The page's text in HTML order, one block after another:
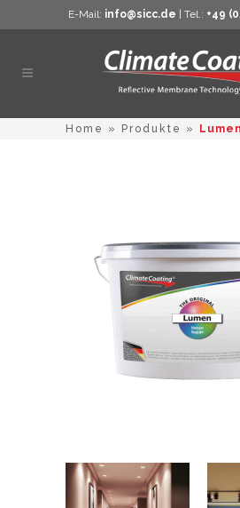
E-Mail: info@sicc.de | Tel.: +49
Home » Produkte » Lumen